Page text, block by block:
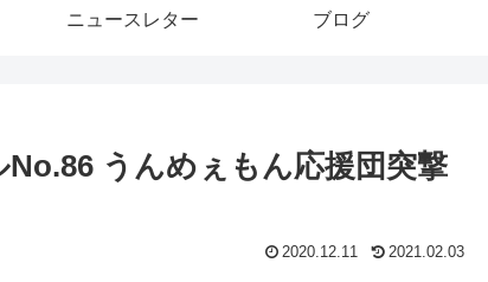
ニュースレター ブログ
うんめぇもん応援団突撃
2020.12.11 2021.02.03